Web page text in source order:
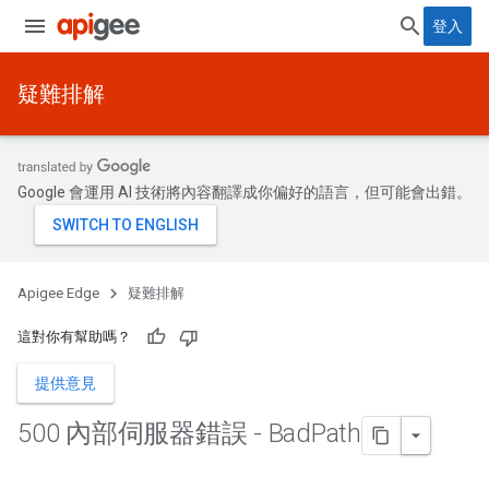
登入
疑難排解
Google 會運用 AI 技術將內容翻譯成你偏好的語言，但可能會出錯。
Apigee Edge 疑難排解
這對你有幫助嗎？
提供意見
500 內部伺服器錯誤 - BadPath